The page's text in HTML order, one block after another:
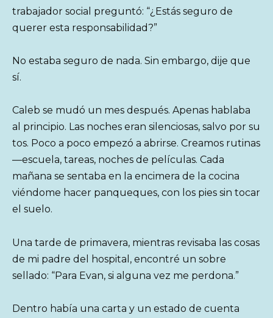
trabajador social preguntó: “¿Estás seguro de
querer esta responsabilidad?”
No estaba seguro de nada. Sin embargo, dije que
sí.
Caleb se mudó un mes después. Apenas hablaba
al principio. Las noches eran silenciosas, salvo por su
tos. Poco a poco empezó a abrirse. Creamos rutinas
—escuela, tareas, noches de películas. Cada
mañana se sentaba en la encimera de la cocina
viéndome hacer panqueques, con los pies sin tocar
el suelo.
Una tarde de primavera, mientras revisaba las cosas
de mi padre del hospital, encontré un sobre
sellado: “Para Evan, si alguna vez me perdona.”
Dentro había una carta y un estado de cuenta